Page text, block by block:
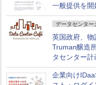
一般提供を開
データセンター
英国政府、物
Truman醸造
タセンター
企業向け